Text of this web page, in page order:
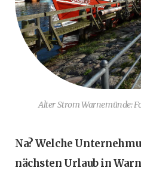
Alter Strom Warnemünde:
Na? Welche
nächsten Urlaub in